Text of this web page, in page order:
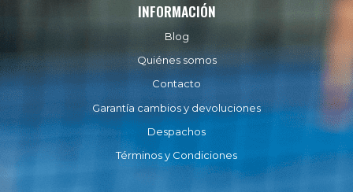
INFORMACIÓN
Blog
Quiénes somos
Contacto
Garantía cambios y devoluciones
Despachos
Términos y Condiciones